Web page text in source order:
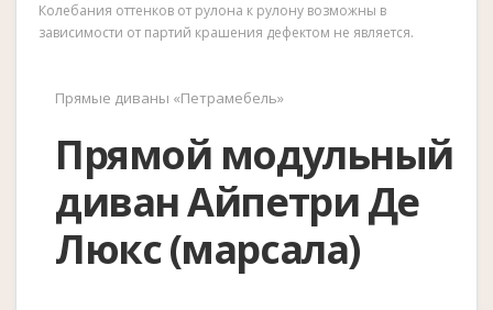
Колебания оттенков от рулона к рулону возможны в
зависимости от партий крашения дефектом не является.
Прямые диваны «Петрамебель»
Прямой модульный
диван Айпетри Де
Люкс (марсала)